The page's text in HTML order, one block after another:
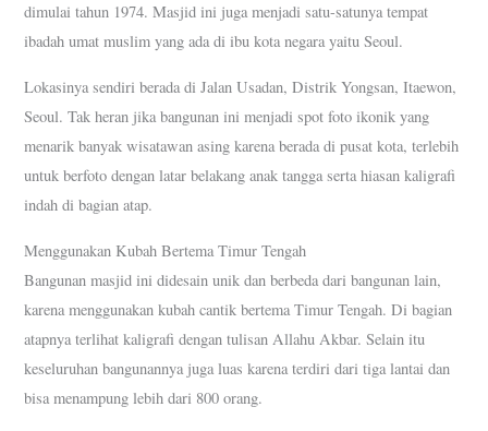
dimulai tahun 1974. Masjid ini juga menjadi satu-satunya tempat
ibadah umat muslim yang ada di ibu kota negara yaitu Seoul.
Lokasinya sendiri berada di Jalan Usadan, Distrik Yongsan, Itaewon,
Seoul. Tak heran jika bangunan ini menjadi spot foto ikonik yang
menarik banyak wisatawan asing karena berada di pusat kota, terlebih
untuk berfoto dengan latar belakang anak tangga serta hiasan kaligrafi
indah di bagian atap.
Menggunakan Kubah Bertema Timur Tengah
Bangunan masjid ini didesain unik dan berbeda dari bangunan lain,
karena menggunakan kubah cantik bertema Timur Tengah. Di bagian
atapnya terlihat kaligrafi dengan tulisan Allahu Akbar. Selain itu
keseluruhan bangunannya juga luas karena terdiri dari tiga lantai dan
bisa menampung lebih dari 800 orang.